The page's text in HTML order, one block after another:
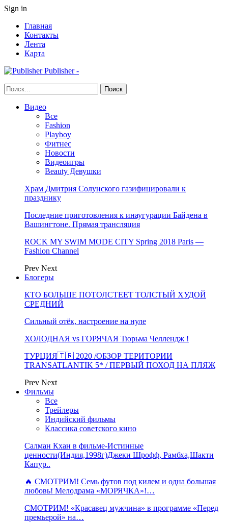
Sign in
Главная
Контакты
Лента
Карта
Publisher -
Видео
Все
Fashion
Playboy
Фитнес
Новости
Видеоигры
Beauty Девушки
Храм Дмитрия Солунского газифицировали к
празднику
Последние приготовления к инаугурации Байдена в
Вашингтоне. Прямая трансляция
ROCK MY SWIM MODE CITY Spring 2018 Paris —
Fashion Channel
Prev Next
Блогеры
КТО БОЛЬШЕ ПОТОЛСТЕЕТ ТОЛСТЫЙ ХУДОЙ
СРЕДНИЙ
Сильный отёк, настроение на нуле
ХОЛОДНАЯ vs ГОРЯЧАЯ Тюрьма Челлендж !
ТУРЦИЯ🇹🇷 2020 /ОБЗОР ТЕРИТОРИИ
TRANSATLANTIK 5* / ПЕРВЫЙ ПОХОД НА ПЛЯЖ
Prev Next
Фильмы
Все
Трейлеры
Индийский фильмы
Классика советского кино
Салман Кхан в фильме-Истинные
ценности(Индия,1998г)Джеки Шрофф, Рамбха,Шакти
Капур..
🔥 СМОТРИМ! Семь футов под килем и одна большая
любовь! Мелодрама «МОРЯЧКА»!…
СМОТРИМ! «Красавец мужчина» в программе «Перед
премьерой» на…